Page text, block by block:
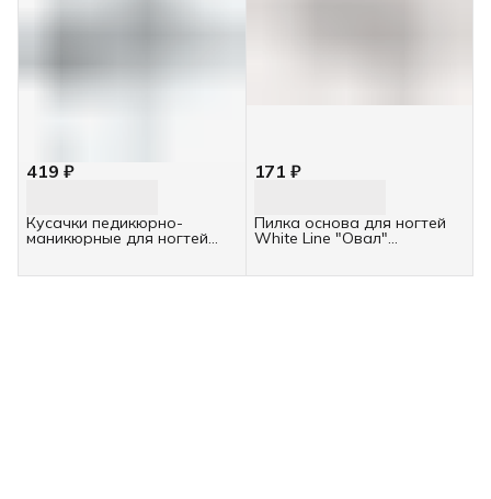
419 ₽
Кусачки педикюрно-
маникюрные для ногтей
171 ₽
Пилка основа для ногтей
White Line "Овал"